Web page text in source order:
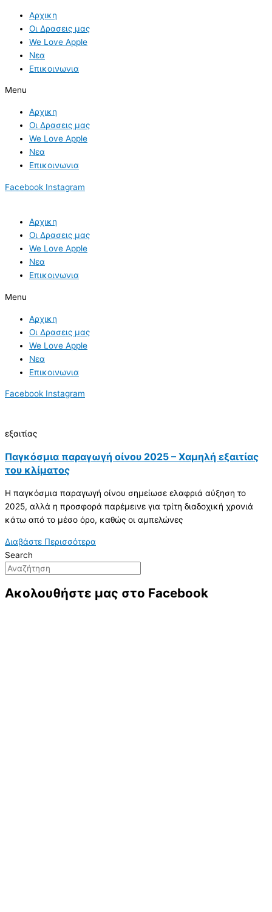
content
Αρχικη
Οι Δρασεις μας
We Love Apple
Νεα
Επικοινωνια
Menu
Αρχικη
Οι Δρασεις μας
We Love Apple
Νεα
Επικοινωνια
Facebook Instagram
Αρχικη
Οι Δρασεις μας
We Love Apple
Νεα
Επικοινωνια
Menu
Αρχικη
Οι Δρασεις μας
We Love Apple
Νεα
Επικοινωνια
Facebook Instagram
εξαιτίας
Παγκόσμια παραγωγή οίνου 2025 – Χαμηλή εξαιτίας
του κλίματος
Η παγκόσμια παραγωγή οίνου σημείωσε ελαφριά αύξηση το
2025, αλλά η προσφορά παρέμεινε για τρίτη διαδοχική χρονιά
κάτω από το μέσο όρο, καθώς οι αμπελώνες
Διαβάστε Περισσότερα
Search
Ακολουθήστε μας στο Facebook